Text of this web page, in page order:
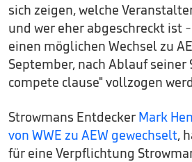
sich zeigen, welche
und wer eher abgeschreckt ist
einen möglichen Wechsel zu
September, nach Ablauf
compete clause" vollzogen
Strowmans Entdecker Mark
von WWE zu AEW gewechselt,
für eine Verpflichtung